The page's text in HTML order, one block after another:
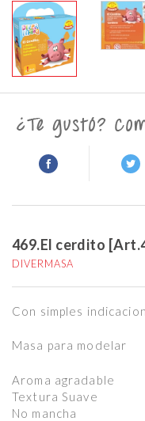
469.El cerdito
DIVERMASA
Con simples
Masa para modelar
Aroma agradable
Textura Suave
No mancha